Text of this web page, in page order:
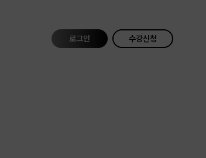
로그인 수강신청